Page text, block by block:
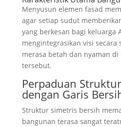
Menyusun elemen fasad
agar setiap sudut
yang berkesan bagi keluarga
mengintegrasikan visi secara
merasa betah dan nyaman
tersebut.
Perpaduan
dengan Garis
Struktur simetris bersih
bangunan terasa sangat